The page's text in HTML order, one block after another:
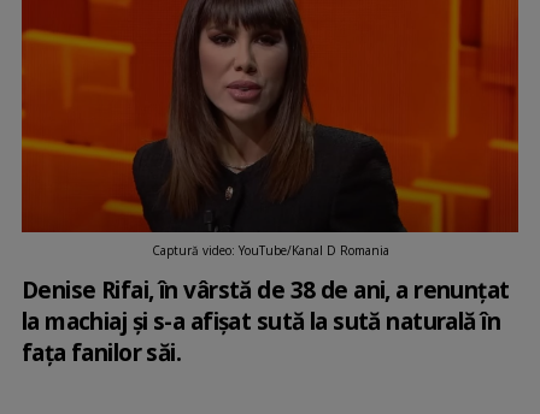
Captură video: YouTube/Kanal D Romania
Denise Rifai, în vârstă de 38 de ani, a renunțat
la machiaj și s-a afișat sută la sută naturală în
fața fanilor săi.